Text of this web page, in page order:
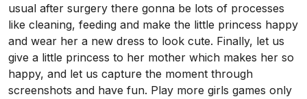
usual after surgery there gonna be lots of processes
like cleaning, feeding and make the little princess happy
and wear her a new dress to look cute. Finally, let us
give a little princess to her mother which makes her so
happy, and let us capture the moment through
screenshots and have fun. Play more girls games only